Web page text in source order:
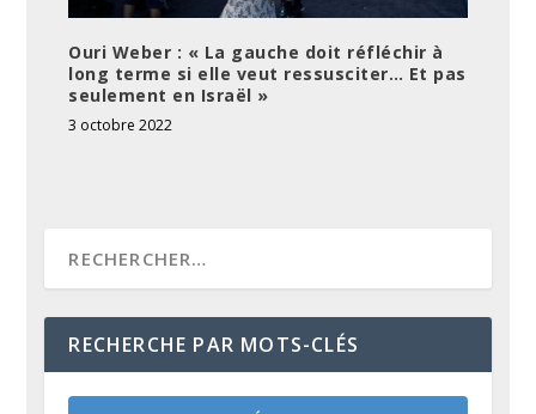
Ouri Weber : « La gauche doit réfléchir à
long terme si elle veut ressusciter… Et pas
seulement en Israël »
3 octobre 2022
RECHERCHE PAR MOTS-CLÉS